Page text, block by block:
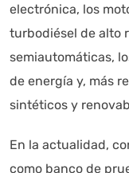
electrónica, los
turbodiésel de alto
semiautomáticas,
de energía y, más
sintéticos y
En la actualidad,
como banco de